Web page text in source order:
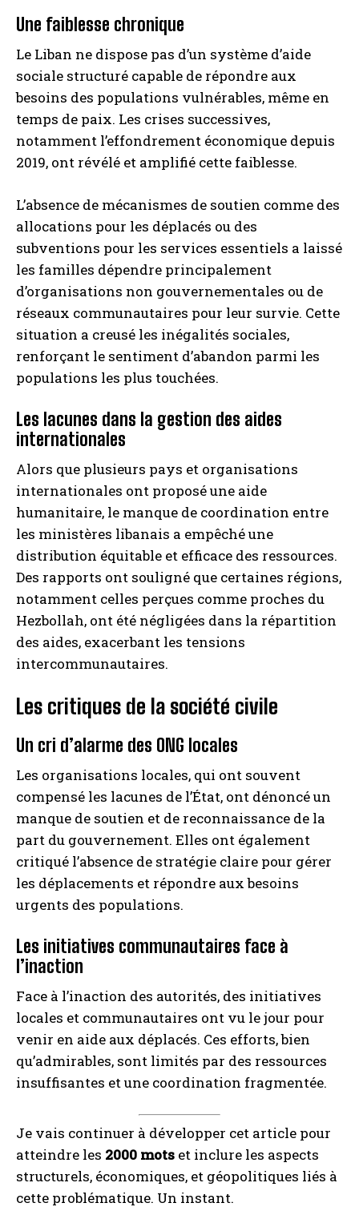
Une faiblesse chronique
Le Liban ne dispose pas d’un système d’aide
sociale structuré capable de répondre aux
besoins des populations vulnérables, même en
temps de paix. Les crises successives,
notamment l’effondrement économique depuis
2019, ont révélé et amplifié cette faiblesse.
L’absence de mécanismes de soutien comme des
allocations pour les déplacés ou des
subventions pour les services essentiels a laissé
les familles dépendre principalement
d’organisations non gouvernementales ou de
réseaux communautaires pour leur survie. Cette
situation a creusé les inégalités sociales,
renforçant le sentiment d’abandon parmi les
populations les plus touchées.
Les lacunes dans la gestion des aides
internationales
Alors que plusieurs pays et organisations
internationales ont proposé une aide
humanitaire, le manque de coordination entre
les ministères libanais a empêché une
distribution équitable et efficace des ressources.
Des rapports ont souligné que certaines régions,
notamment celles perçues comme proches du
Hezbollah, ont été négligées dans la répartition
des aides, exacerbant les tensions
intercommunautaires.
Les critiques de la société civile
Un cri d’alarme des ONG locales
Les organisations locales, qui ont souvent
compensé les lacunes de l’État, ont dénoncé un
manque de soutien et de reconnaissance de la
part du gouvernement. Elles ont également
critiqué l’absence de stratégie claire pour gérer
les déplacements et répondre aux besoins
urgents des populations.
Les initiatives communautaires face à
l’inaction
Face à l’inaction des autorités, des initiatives
locales et communautaires ont vu le jour pour
venir en aide aux déplacés. Ces efforts, bien
qu’admirables, sont limités par des ressources
insuffisantes et une coordination fragmentée.
Je vais continuer à développer cet article pour
atteindre les 2000 mots et inclure les aspects
structurels, économiques, et géopolitiques liés à
cette problématique. Un instant.